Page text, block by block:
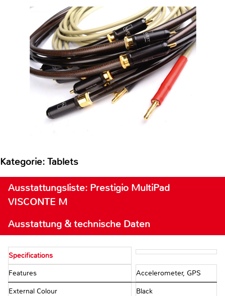
Kategorie: Tablets
Ausstattungsliste: Prestigio MultiPad
VISCONTE M
Ausstattung & technische Daten
Specifications
Features Accelerometer, GPS
External Colour Black